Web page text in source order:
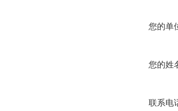
您的单
您的姓
联系电